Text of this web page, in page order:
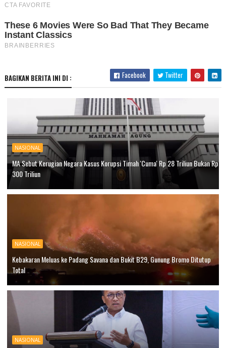
BAGIKAN BERITA INI DI : Facebook Twitter
NASIONAL
MA Sebut Kerugian Negara Kasus Korupsi Timah 'Cuma' Rp 28 Triliun Bukan Rp
300 Triliun
NASIONAL
Kebakaran Meluas ke Padang Savana dan Bukit B29, Gunung Bromo Ditutup
Total
NASIONAL